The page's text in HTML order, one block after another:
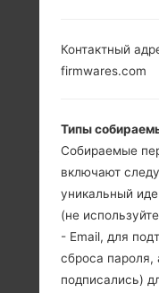
экрана к
176 x 220
(~141
пикселей на
дюйм)
Контактный
firmwares.com
Типы
Собираемые
включают
уникальный
(не
- Email, для
сброса
подписались)